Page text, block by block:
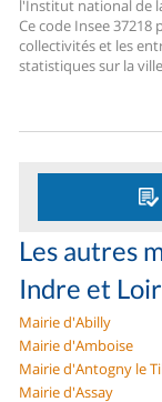
l'Institut national de
Ce code Insee
collectivités et les
statistiques sur la
Les autres
Indre et
Mairie d'Abilly
Mairie d'Amboise
Mairie d'Antogny le
Mairie d'Assay